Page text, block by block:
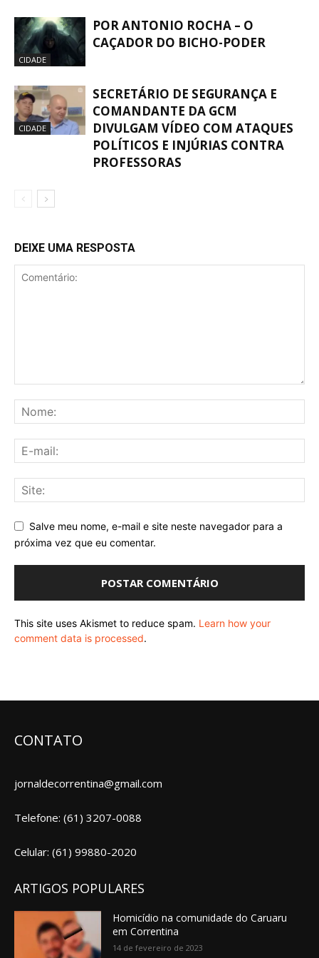
CIDADE
POR ANTONIO ROCHA – O
CAÇADOR DO BICHO-PODER
CIDADE
SECRETÁRIO DE SEGURANÇA E
COMANDANTE DA GCM
DIVULGAM VÍDEO COM ATAQUES
POLÍTICOS E INJÚRIAS CONTRA
PROFESSORAS
DEIXE UMA RESPOSTA
Salve meu nome, e-mail e site neste navegador para a
próxima vez que eu comentar.
This site uses Akismet to reduce spam. Learn how your
comment data is processed.
CONTATO
jornaldecorrentina@gmail.com
Telefone: (61) 3207-0088
Celular: (61) 99880-2020
ARTIGOS POPULARES
Homicídio na comunidade do Caruaru
em Correntina
14 de fevereiro de 2023